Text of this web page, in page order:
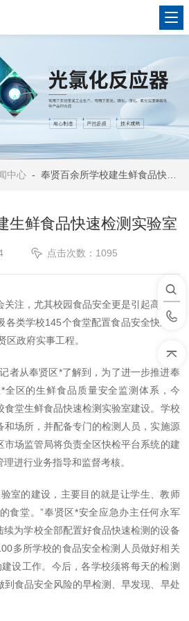
中心 - 奉贤百余所学校建生鲜食品快速检测实验室
生鲜食品快速检测实验室
点击次数：1095
关注，尤其校园食品安全更是引起高度关
各类学校145个食堂配置食品安全快速检
区政府实事工程。
者从奉贤区*了解到，为了进一步推进奉
全区的生鲜食品质量安全监测体系，今
食堂生鲜食品快速检测实验室建设。学校
和场所，并配备专门的检测人员，实施源
市场监管局将负责全区快检平台系统的建
进行业务指导和监督考核。
室的建设，主要目的就是让学生、教师
食堂。”奉贤区*安全应急办主任何永军
为学校全部配置好食品快速检测的设备
多所学校的食品安全检测人员做好相关
设工作。今后，各学校须将每天的检测
到食品安全风险的早检测、早发现、早处